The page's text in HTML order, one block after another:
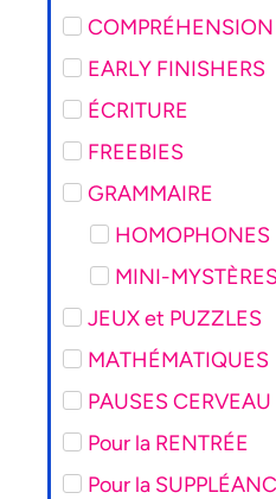
EARLY FINISHERS
ÉCRITURE
FREEBIES
GRAMMAIRE
HOMOPHONES
MINI-MYSTÈRES
JEUX et PUZZLES
MATHÉMATIQUES
PAUSES CERVEAU
Pour la RENTRÉE
Pour la